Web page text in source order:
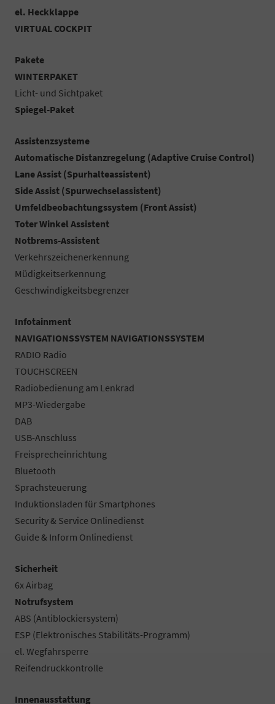
el. Heckklappe
VIRTUAL COCKPIT
Pakete
WINTERPAKET
Licht- und Sichtpaket
Spiegel-Paket
Assistenzsysteme
Automatische Distanzregelung (Adaptive Cruise Control)
Lane Assist (Spurhalteassistent)
Side Assist (Spurwechselassistent)
Umfeldbeobachtungssystem (Front Assist)
Toter Winkel Assistent
Notbrems-Assistent
Verkehrszeichenerkennung
Müdigkeitserkennung
Geschwindigkeitsbegrenzer
Infotainment
NAVIGATIONSSYSTEM NAVIGATIONSSYSTEM
RADIO Radio
TOUCHSCREEN
Radiobedienung am Lenkrad
MP3-Wiedergabe
DAB
USB-Anschluss
Freisprecheinrichtung
Bluetooth
Sprachsteuerung
Induktionsladen für Smartphones
Security & Service Onlinedienst
Guide & Inform Onlinedienst
Sicherheit
6x Airbag
Notrufsystem
ABS (Antiblockiersystem)
ESP (Elektronisches Stabilitäts-Programm)
el. Wegfahrsperre
Reifendruckkontrolle
Innenausstattung